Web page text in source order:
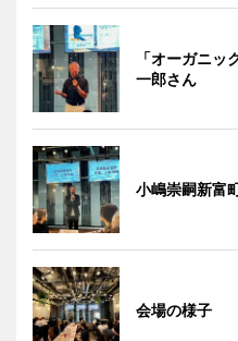
「オーガニッ
一郎さん
小嶋崇嗣新富
会場の様子